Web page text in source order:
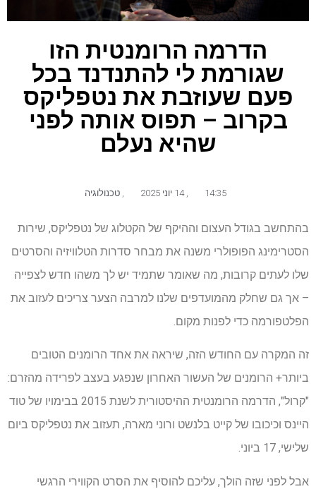
הדרמה הרומנטית הזו
שגורמת לי להתנדנד בכל
פעם שעוזבת את נטפליקס
בקרוב – תפוס אותה לפני
שהיא נעלם
14:35 14 יוני 2025 טכנולוגיה
בהתחשב בגודל העצום וההיקף של הקטלוג של נטפליקס, שירות
הסטרימינג הפופולרי משנה את מבחר סדרות הטלוויזיה והסרטים
שלו לעתים קרובות, מה שאומר שתמיד יש לך משהו חדש לצפייה
– אך גם שחלק מהמועדפים שלנו למרבה הצער צריכים לעזוב את
הפלטפורמה כדי לפנות מקום.
זה המקרה עם החודש הזה, שיראה את אחד הרומנים הטובים
ביותר+ הרומנים של העשור האחרון שנפגע בעצב לפרידה מהזרם:
"קרול", הדרמה הרומנטית ההיסטורית לשנת 2015 בבימויו של טוד
היינס וכיכובו של קייט בלנשט ורוני מארה, תעזוב את נטפליקס ביום
שלישי, 17 ביוני.
אבל לפני שזה הולך, עליכם להוסיף את הסרט הקווירי הרגשי